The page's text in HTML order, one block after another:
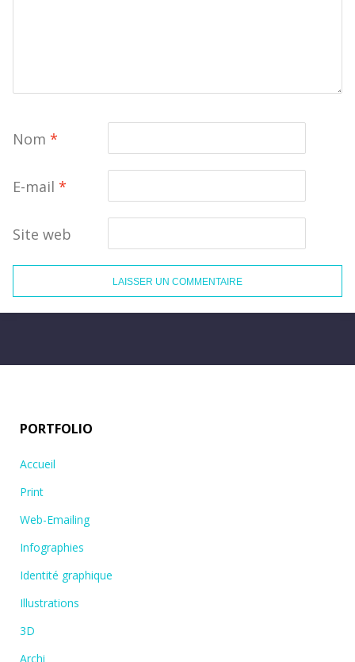
Nom *
E-mail *
Site web
PORTFOLIO
Accueil
Print
Web-Emailing
Infographies
Identité graphique
Illustrations
3D
Archi